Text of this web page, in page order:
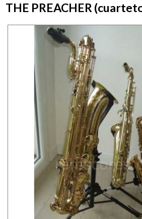
THE PREACHER